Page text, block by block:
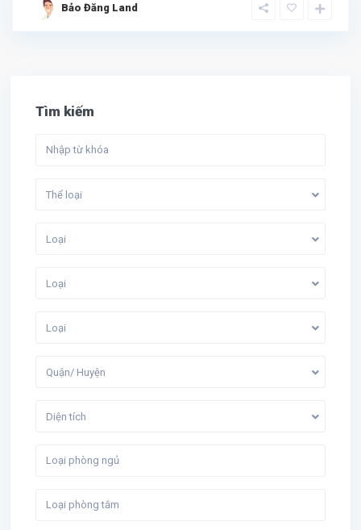
Bảo Đăng Land
Tìm kiếm
Thể loại
Loại
Loại
Loại
Quận/ Huyện
Diện tích